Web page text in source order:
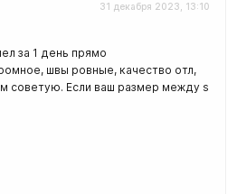
31 декабря 2023, 13:10
за 1 день прямо
швы ровные, качество отл,
советую. Если ваш размер между s